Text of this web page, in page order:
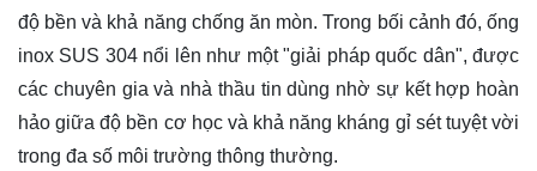
độ bền và khả năng chống ăn mòn. Trong bối cảnh đó, ống
inox SUS 304 nổi lên như một "giải pháp quốc dân", được
các chuyên gia và nhà thầu tin dùng nhờ sự kết hợp hoàn
hảo giữa độ bền cơ học và khả năng kháng gỉ sét tuyệt vời
trong đa số môi trường thông thường.